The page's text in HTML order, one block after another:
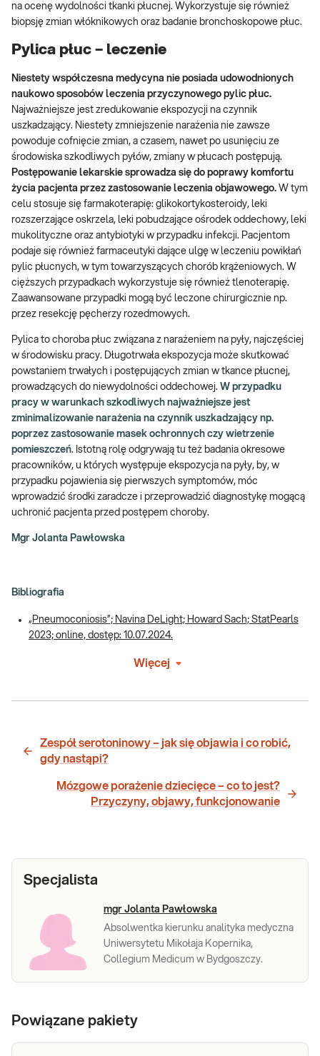
na ocenę wydolności tkanki płucnej. Wykorzystuje się również
biopsję zmian włóknikowych oraz badanie bronchoskopowe płuc.
Pylica płuc – leczenie
Niestety współczesna medycyna nie posiada udowodnionych
naukowo sposobów leczenia przyczynowego pylic płuc.
Najważniejsze jest zredukowanie ekspozycji na czynnik
uszkadzający. Niestety zmniejszenie narażenia nie zawsze
powoduje cofnięcie zmian, a czasem, nawet po usunięciu ze
środowiska szkodliwych pyłów, zmiany w płucach postępują.
Postępowanie lekarskie sprowadza się do poprawy komfortu
życia pacjenta przez zastosowanie leczenia objawowego. W tym
celu stosuje się farmakoterapię: glikokortykosteroidy, leki
rozszerzające oskrzela, leki pobudzające ośrodek oddechowy, leki
mukolityczne oraz antybiotyki w przypadku infekcji. Pacjentom
podaje się również farmaceutyki dające ulgę w leczeniu powikłań
pylic płucnych, w tym towarzyszących chorób krążeniowych. W
cięższych przypadkach wykorzystuje się również tlenoterapię.
Zaawansowane przypadki mogą być leczone chirurgicznie np.
przez resekcję pęcherzy rozedmowych.
Pylica to choroba płuc związana z narażeniem na pyły, najczęściej
w środowisku pracy. Długotrwała ekspozycja może skutkować
powstaniem trwałych i postępujących zmian w tkance płucnej,
prowadzących do niewydolności oddechowej. W przypadku
pracy w warunkach szkodliwych najważniejsze jest
zminimalizowanie narażenia na czynnik uszkadzający np.
poprzez zastosowanie masek ochronnych czy wietrzenie
pomieszczeń. Istotną rolę odgrywają tu też badania okresowe
pracowników, u których występuje ekspozycja na pyły, by, w
przypadku pojawienia się pierwszych symptomów, móc
wprowadzić środki zaradcze i przeprowadzić diagnostykę mogącą
uchronić pacjenta przed postępem choroby.
Mgr Jolanta Pawłowska
Bibliografia
„Pneumoconiosis”; Navina DeLight; Howard Sach; StatPearls
2023; online, dostęp: 10.07.2024.
Więcej
Zespół serotoninowy – jak się objawia i co robić,
gdy nastąpi?
Mózgowe porażenie dziecięce – co to jest?
Przyczyny, objawy, funkcjonowanie
Specjalista
mgr Jolanta Pawłowska
Absolwentka kierunku analityka medyczna
Uniwersytetu Mikołaja Kopernika,
Collegium Medicum w Bydgoszczy.
Powiązane pakiety